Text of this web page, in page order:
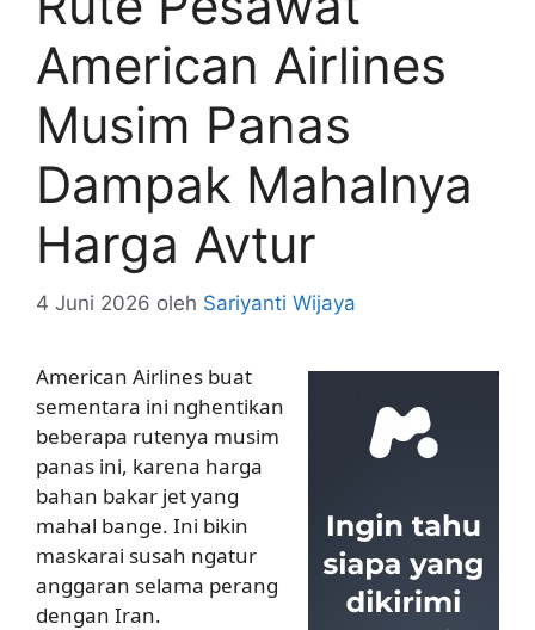
American Airlines
Musim Panas
Dampak Mahalnya
Harga Avtur
4 Juni 2026 oleh Sariyanti Wijaya
American Airlines buat
sementara ini nghentikan
beberapa rutenya musim
panas ini, karena harga
bahan bakar jet yang
mahal bange. Ini bikin
maskarai susah ngatur
anggaran selama perang
dengan Iran.